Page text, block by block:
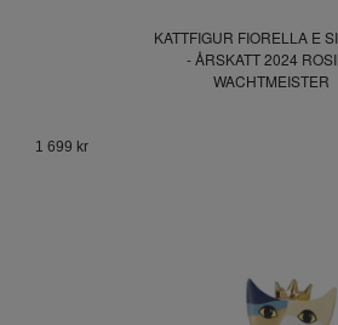
KATTFIGUR FIORELLA E
- ÅRSKATT 2024
WACHTMEISTER
1 699 kr